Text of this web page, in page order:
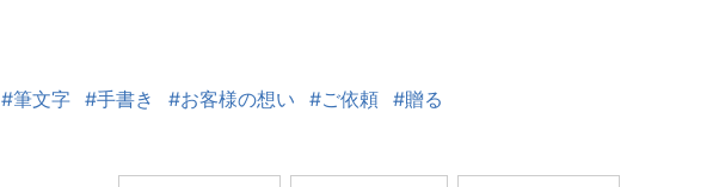
#筆文字 #手書き #お客様の想い #ご依頼 #贈る